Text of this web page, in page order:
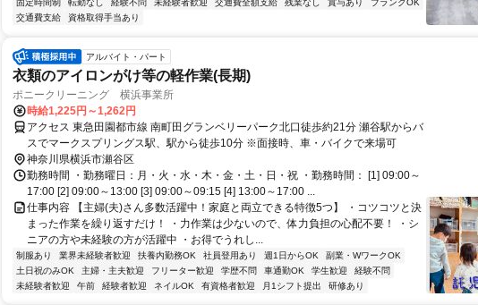
固定時間制
転勤なし 経験不問 未経験者歓迎 交通費全額支給 残業なし 賞与あり
ブランクOK
交通費支給
資格取得手当あり
アルバイト・パート
衣類のアイロンがけ等の軽作業(長期)
ポニークリーニング 横浜事業所
時給1,225円～1,262円
アクセス 東急田園都市線 南町田グランベリーパーク北口徒歩約21分 瀬谷駅からバ
スでマークスプリングス駅、駅から徒歩10分 ※面接時、車・バイクで来場可
神奈川県横浜市瀬谷区
勤務時間 ・勤務曜日：月・火・水・木・金・土・日・祝 ・勤務時間： [1] 09:00～
17:00 [2] 09:00～13:00 [3] 09:00～09:15 [4] 13:00～17:00 ...
仕事内容 【主婦(夫)さん多数活躍中！家庭と両立できる特徴5つ】 ・コツコツと決
まった作業を繰り返すだけ！ ・力作業は少ないので、体力負担の心配不要！ ・シ
ニアの方や未経験の方が活躍中 ・お得でうれし...
制服あり 業界未経験者歓迎 扶養内勤務OK 社員登用あり 週1日からOK
副業・WワークOK
土日祝のみOK
主婦・主夫歓迎 フリーター歓迎 学歴不問 車通勤OK 学生歓迎
経験不問
未経験者歓迎
午前 経験者歓迎 ネイルOK 有資格者歓迎 月1シフト提出 研修あり